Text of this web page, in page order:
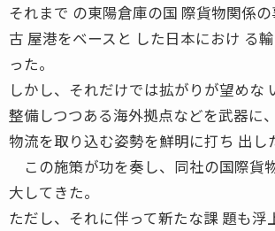
それまで の東陽倉庫の国 際貨物関係
古 屋港をベースと した日本におけ る
った。
しかし、それだけでは拡がりが望めな
整備しつつある海外拠点などを武器に
物流を取り込む姿勢を鮮明に打ち 出し
この施策が功を奏し、同社の国際貨
大してきた。
ただし、それに伴って新たな課 題も浮